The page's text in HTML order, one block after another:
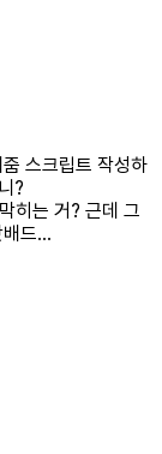
스크립트 작성하
?
히는 거? 근데 그
드...